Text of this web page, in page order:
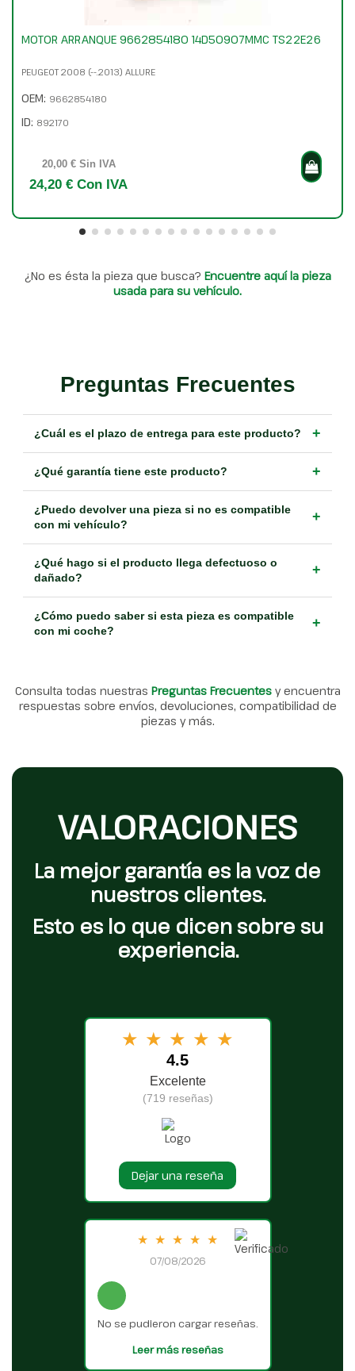
MOTOR ARRANQUE 9662854180 14D50907MMC TS22E26
PEUGEOT 2008 (--.2013) ALLURE
OEM: 9662854180
ID: 892170
20,00 € Sin IVA
24,20 € Con IVA
¿No es ésta la pieza que busca? Encuentre aquí la pieza
usada para su vehículo.
Preguntas Frecuentes
¿Cuál es el plazo de entrega para este producto? +
¿Qué garantía tiene este producto? +
¿Puedo devolver una pieza si no es compatible
con mi vehículo?
+
¿Qué hago si el producto llega defectuoso o
dañado?
+
¿Cómo puedo saber si esta pieza es compatible
con mi coche?
+
Consulta todas nuestras Preguntas Frecuentes y encuentra
respuestas sobre envíos, devoluciones, compatibilidad de
piezas y más.
VALORACIONES
La mejor garantía es la voz de
nuestros clientes.
Esto es lo que dicen sobre su
experiencia.
★ ★ ★ ★ ★
4.5
Excelente
(719 reseñas)
Dejar una reseña
★ ★ ★ ★ ★
07/08/2026
No se pudieron cargar reseñas.
Leer más reseñas